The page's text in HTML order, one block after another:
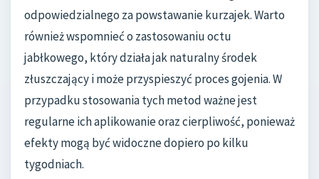
odpowiedzialnego za powstawanie kurzajek. Warto
również wspomnieć o zastosowaniu octu
jabłkowego, który działa jak naturalny środek
złuszczający i może przyspieszyć proces gojenia. W
przypadku stosowania tych metod ważne jest
regularne ich aplikowanie oraz cierpliwość, ponieważ
efekty mogą być widoczne dopiero po kilku
tygodniach.